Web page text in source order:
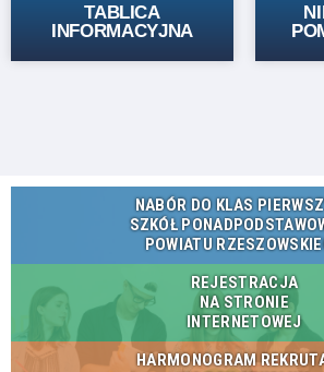
TABLICA
INFORMACYJNA
NABÓR DO KLAS
SZKÓŁ
POWIATU
REJESTRACJA
NA STRONIE
INTERNETOWEJ
HARMONOGRAM